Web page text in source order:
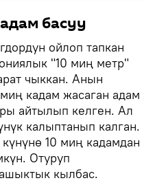
басуу
ойлоп тапкан
"10 миң метр"
чыккан. Анын
кадам жасаган адам
айтылып келген. Ал
калыптанып калган.
10 миң кадамдан
Отуруп
кылбас.